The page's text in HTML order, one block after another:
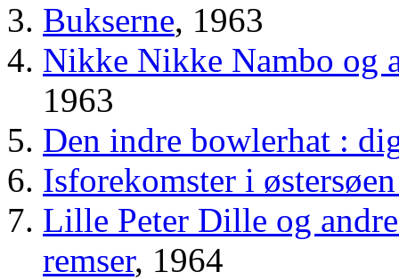
Bukserne, 1963
Nikke Nikke Nambo og
1963
Den indre bowlerhat :
Isforekomster i
Lille Peter Dille og
remser, 1964